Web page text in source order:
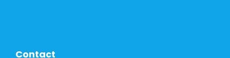
Contact